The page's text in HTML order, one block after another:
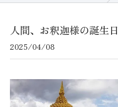
人間、お釈迦様の誕生日
2025/04/08